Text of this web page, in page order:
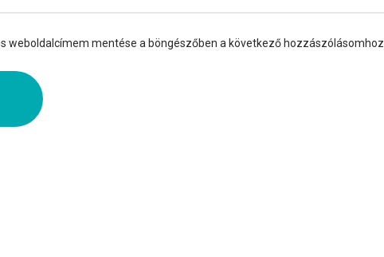
weboldalcímem mentése a böngészőben a következő hozzászólásomhoz.